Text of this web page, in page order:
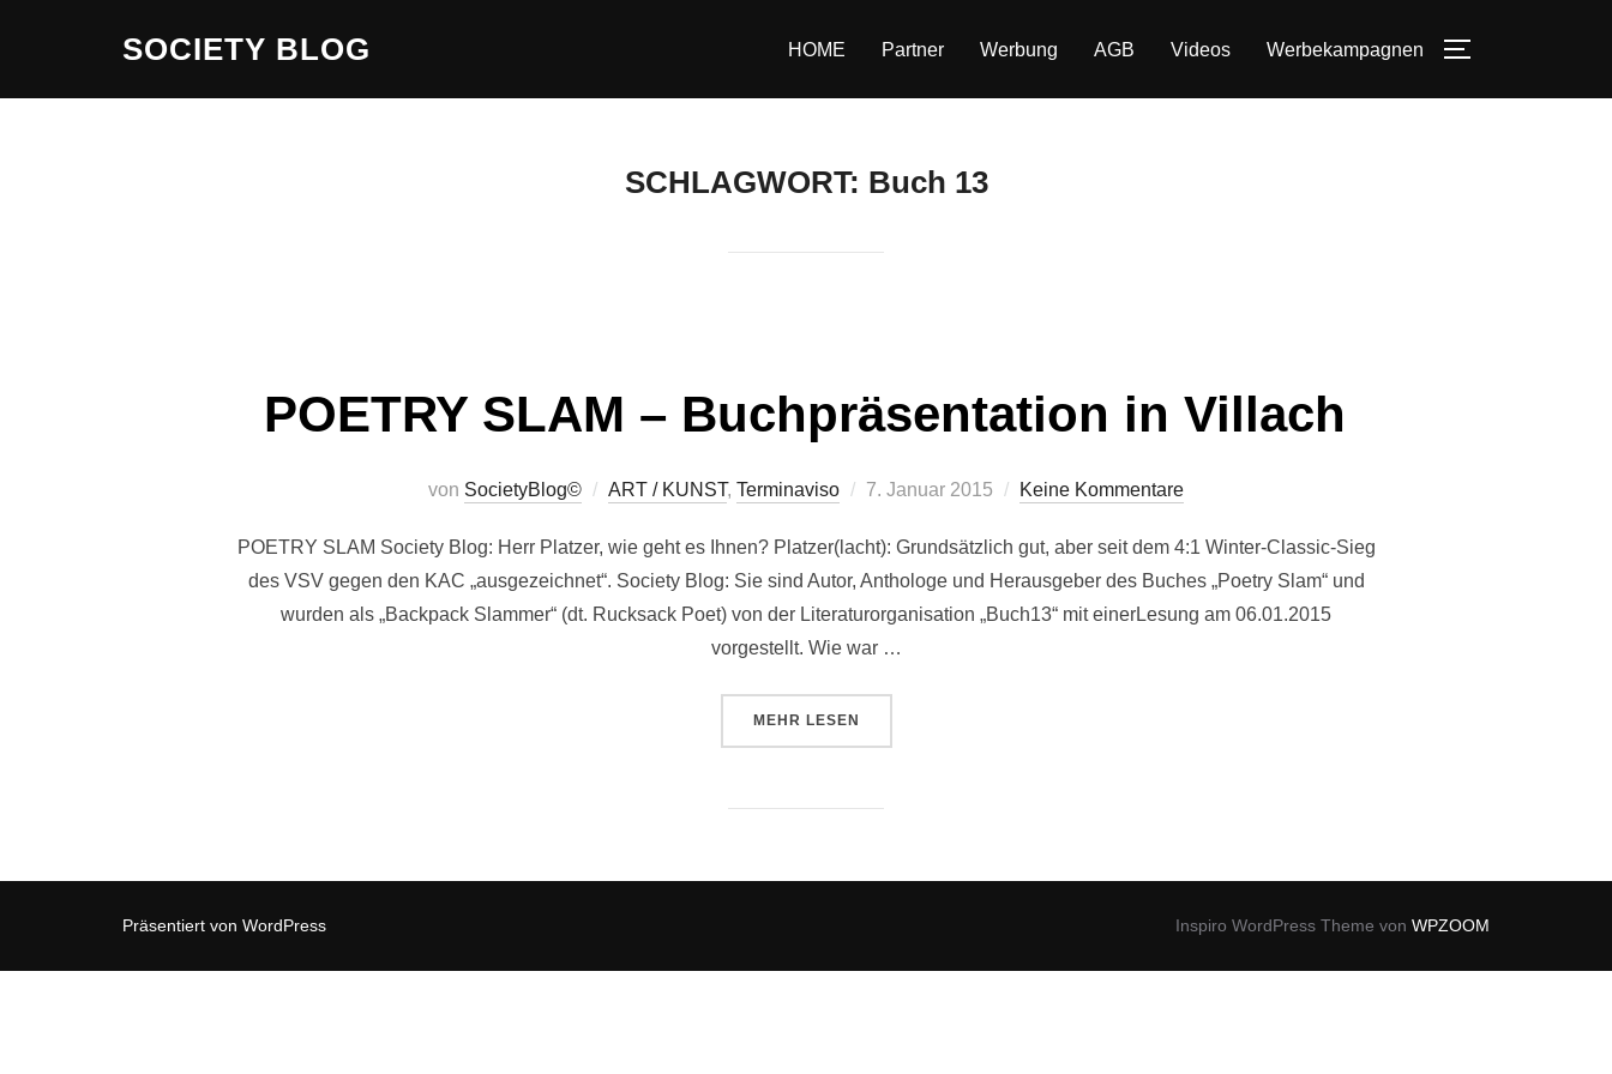
SOCIETY BLOG HOME Partner Werbung AGB Videos Werbekampagnen
SCHLAGWORT: Buch 13
POETRY SLAM – Buchpräsentation in Villach
von SocietyBlog© ART / KUNST, Terminaviso
Veröffentlicht
7. Januar 2015 Keine Kommentare
POETRY SLAM Society Blog: Herr Platzer, wie geht es Ihnen? Platzer(lacht): Grundsätzlich gut, aber seit dem 4:1 Winter-Classic-Sieg
des VSV gegen den KAC „ausgezeichnet“. Society Blog: Sie sind Autor, Anthologe und Herausgeber des Buches „Poetry Slam“ und
wurden als „Backpack Slammer“ (dt. Rucksack Poet) von der Literaturorganisation „Buch13“ mit einerLesung am 06.01.2015
vorgestellt. Wie war …
MEHR ÜBER „POETRY SLAM – BUCHPRÄSENTATION IN VILLACH“
LESEN
Präsentiert von WordPress Inspiro WordPress Theme von WPZOOM